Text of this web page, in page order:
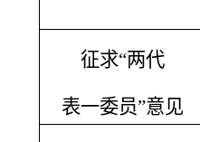
征求“两代
表一委员”意见